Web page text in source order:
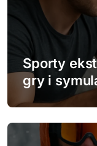
Sporty
gry i